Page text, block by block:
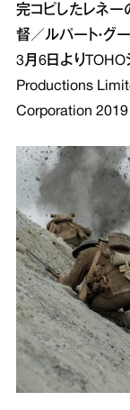
完コピしたレネー
督／ルパート・
3月6日より
Productions
Corporation 2019